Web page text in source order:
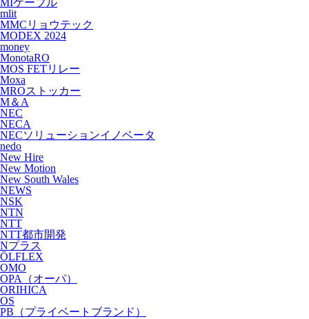
MIケーブル
mlit
MMCリョウテック
MODEX 2024
money
MonotaRO
MOS FETリレー
Moxa
MROストッカー
M＆A
NEC
NECA
NECソリューションイノベータ
nedo
New Hire
New Motion
New South Wales
NEWS
NSK
NTN
NTT
NTT都市開発
Nプラス
ÖLFLEX
OMO
OPA（オーパ）
ORIHICA
OS
PB（プライベートブランド）